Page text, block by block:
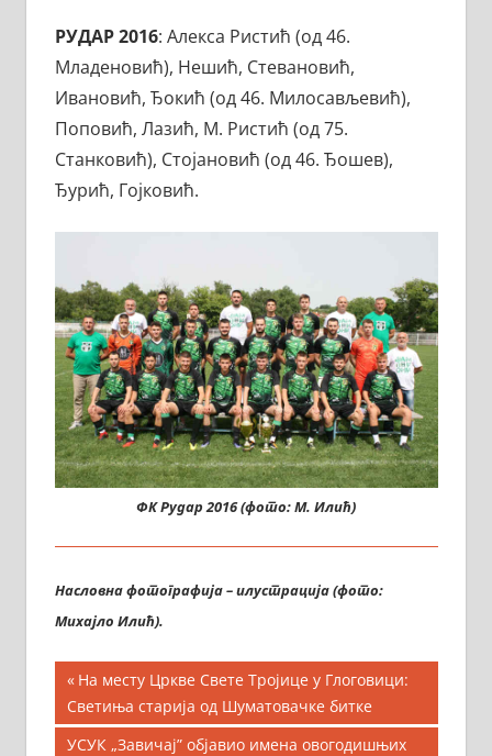
РУДАР 2016: Алекса Ристић (од 46.
Младеновић), Нешић, Стевановић,
Ивановић, Ђокић (од 46. Милосављевић),
Поповић, Лазић, М. Ристић (од 75.
Станковић), Стојановић (од 46. Ђошев),
Ђурић, Гојковић.
ФК Рудар 2016 (фото: М. Илић)
Насловна фотографија – илустрација (фото:
Михајло Илић).
Кретање
чланка
Previous
Post:
На месту Цркве Свете Тројице у Глоговици:
Светиња старија од Шуматовачке битке
Next
УСУК „Завичај” објавио имена овогодишњих